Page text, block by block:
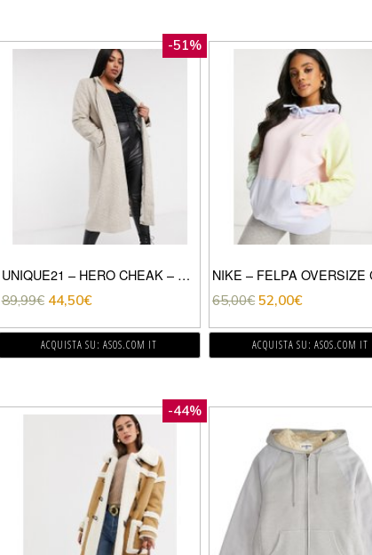
-51%
UNIQUE21 – HERO CHEAK – CAPPOTTO-CREMA
89,99€ 44,50€
ACQUISTA SU: ASOS.COM IT
65,00€ 52,00€
ACQUISTA SU: ASOS.COM IT
-44%